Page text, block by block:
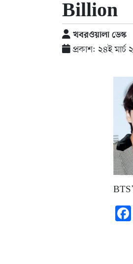
Billion
খবরওয়ালা ডেস্ক
প্রকাশ: ২৪ই